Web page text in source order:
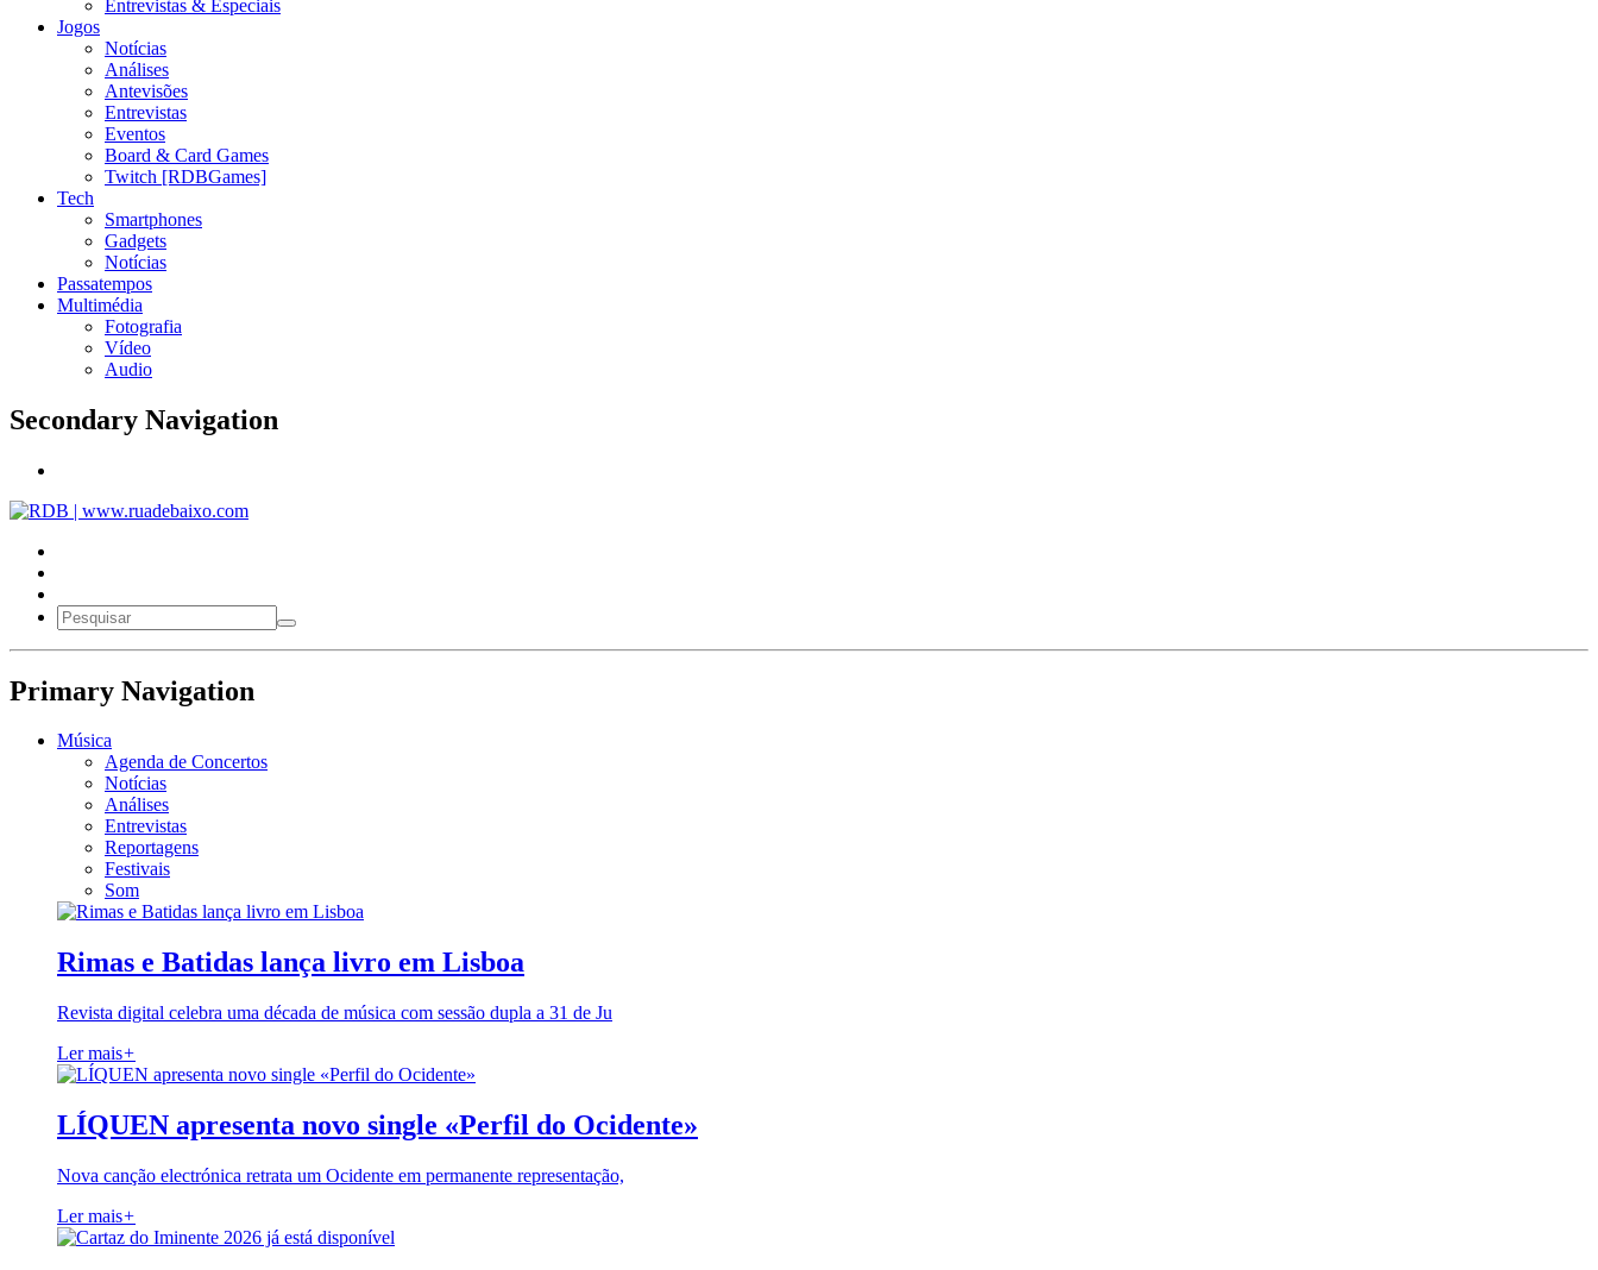
Entrevistas & Especiais
Jogos
Notícias
Análises
Antevisões
Entrevistas
Eventos
Board & Card Games
Twitch [RDBGames]
Tech
Smartphones
Gadgets
Notícias
Passatempos
Multimédia
Fotografia
Vídeo
Audio
Secondary Navigation
Primary Navigation
Música
Agenda de Concertos
Notícias
Análises
Entrevistas
Reportagens
Festivais
Som
Rimas e Batidas lança livro em Lisboa
Revista digital celebra uma década de música com sessão dupla a 31 de Ju
Ler mais+
LÍQUEN apresenta novo single «Perfil do Ocidente»
Nova canção electrónica retrata um Ocidente em permanente representação,
Ler mais+